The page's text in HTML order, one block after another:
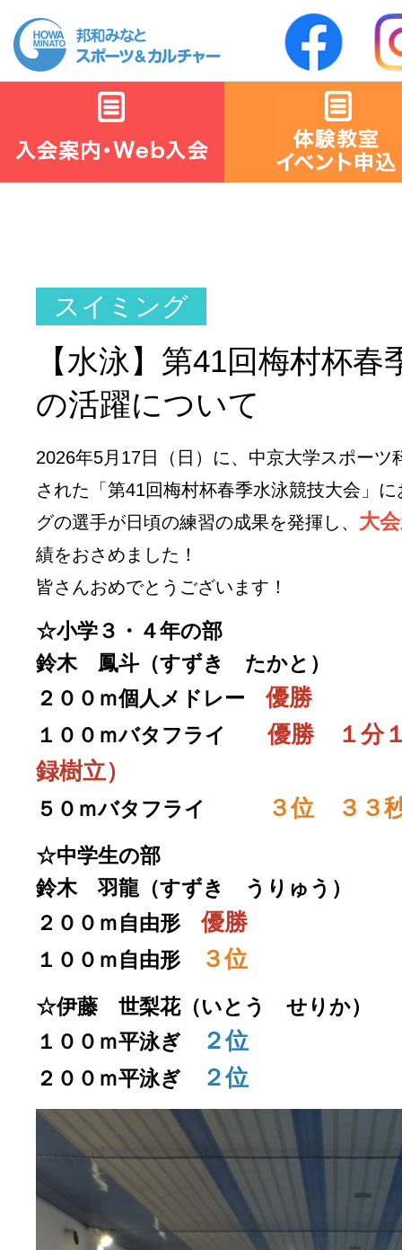
【水泳】第41回梅村杯
の活躍について
2026年5月17日（日）に、中京大学スポーツ
された「第41回梅村杯春季水泳競技大会」
グの選手が日頃の練習の成果を発揮し、 大
績をおさめました！
皆さんおめでとうございます！
☆小学３・４年の部
鈴木 鳳斗（すずき たかと）
２００ｍ個人メドレー優勝
１００ｍバタフライ優勝 １分
録樹立）
５０ｍバタフライ ３位 ３３
☆中学生の部
鈴木 羽龍（すずき うりゅう）
２００ｍ自由形優勝
１００ｍ自由形 ３位
☆伊藤 世梨花（いとう せりか）
１００ｍ平泳ぎ
２位
２００ｍ平泳ぎ ２位